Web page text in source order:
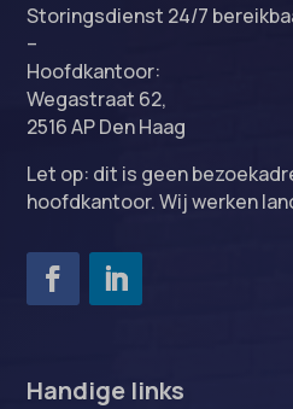
Storingsdienst 24/7
–
Hoofdkantoor:
Wegastraat 62,
2516 AP Den Haag
Let op: dit is geen
hoofdkantoor. Wij werken
Handige links